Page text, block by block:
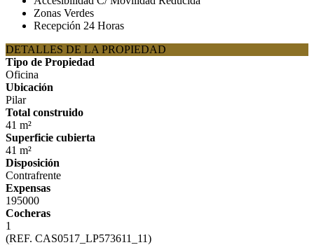
Zonas Verdes
Recepción 24 Horas
DETALLES DE LA PROPIEDAD
Tipo de Propiedad
Oficina
Ubicación
Pilar
Total construido
41 m²
Superficie cubierta
41 m²
Disposición
Contrafrente
Expensas
195000
Cocheras
1
(REF. CAS0517_LP573611_11)